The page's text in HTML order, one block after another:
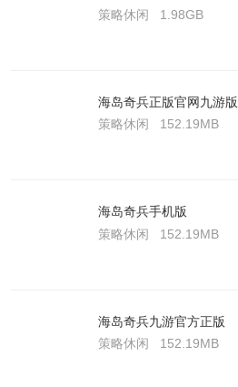
策略休闲
1.98GB
海岛奇兵正版官网九游版
策略休闲
152.19MB
海岛奇兵手机版
策略休闲
152.19MB
海岛奇兵九游官方正版
策略休闲
152.19MB